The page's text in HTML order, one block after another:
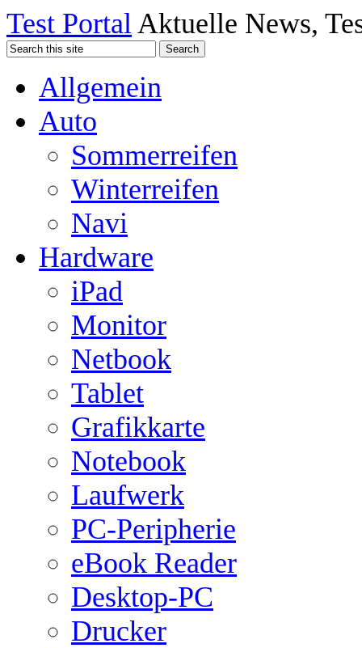
Test PortalAktuelle News,
Allgemein
Auto
Sommerreifen
Winterreifen
Navi
Hardware
iPad
Monitor
Netbook
Tablet
Grafikkarte
Notebook
Laufwerk
PC-Peripherie
eBook Reader
Desktop-PC
Drucker